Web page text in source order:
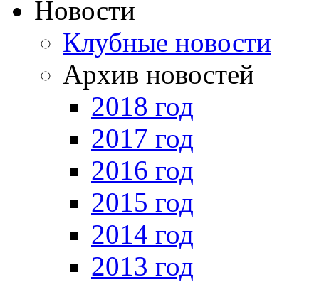
Новости
Клубные новости
Архив новостей
2018 год
2017 год
2016 год
2015 год
2014 год
2013 год